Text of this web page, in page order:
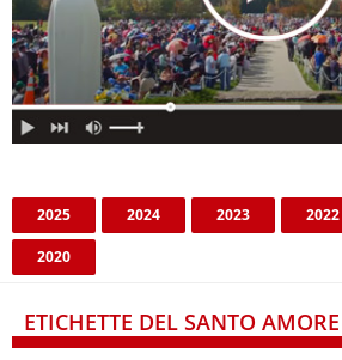
2025 2024 2023 2022
2020
ETICHETTE DEL SANTO AMORE